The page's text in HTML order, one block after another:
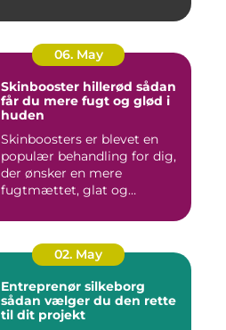
06. May
Skinbooster hillerød sådan
får du mere fugt og glød i
huden
Skinboosters er blevet en
populær behandling for dig,
der ønsker en mere
fugtmættet, glat og
02. May
Entreprenør silkeborg
sådan vælger du den rette
til dit projekt